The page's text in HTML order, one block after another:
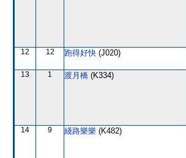
12 12 跑得好快 (J020)
13 1 渡月橋 (K334)
14 9 綫路樂樂 (K482)